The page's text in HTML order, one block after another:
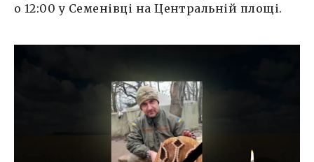
о 12:00 у Семенівці на Центральній площі.